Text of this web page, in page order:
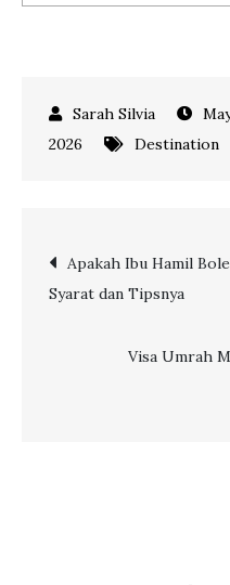
2026
Destination
Post
Apakah Ibu Hamil
Syarat dan Tipsnya
Visa Umrah